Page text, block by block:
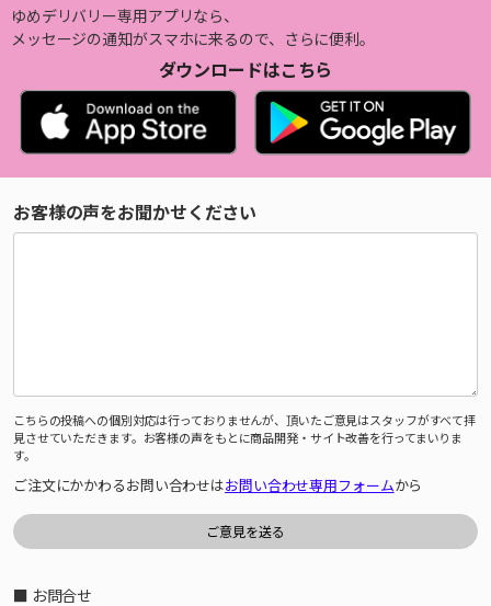
ゆめデリバリー専用アプリなら、
メッセージの通知がスマホに来るので、さらに便利。
ダウンロードはこちら
お客様の声をお聞かせください
こちらの投稿への個別対応は行っておりませんが、頂いたご意見はスタッフがすべて拝
見させていただきます。お客様の声をもとに商品開発・サイト改善を行ってまいりま
す。
ご注文にかかわるお問い合わせはお問い合わせ専用フォームから
■ お問合せ